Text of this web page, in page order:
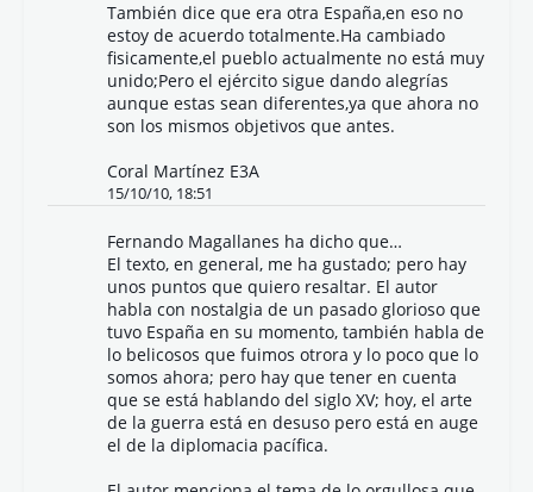
También dice que era otra España,en eso no
estoy de acuerdo totalmente.Ha cambiado
fisicamente,el pueblo actualmente no está muy
unido;Pero el ejército sigue dando alegrías
aunque estas sean diferentes,ya que ahora no
son los mismos objetivos que antes.
Coral Martínez E3A
15/10/10, 18:51
Fernando Magallanes ha dicho que…
El texto, en general, me ha gustado; pero hay
unos puntos que quiero resaltar. El autor
habla con nostalgia de un pasado glorioso que
tuvo España en su momento, también habla de
lo belicosos que fuimos otrora y lo poco que lo
somos ahora; pero hay que tener en cuenta
que se está hablando del siglo XV; hoy, el arte
de la guerra está en desuso pero está en auge
el de la diplomacia pacífica.